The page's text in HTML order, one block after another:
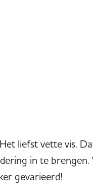
liefst vette vis.
in te brengen.
gevarieerd!